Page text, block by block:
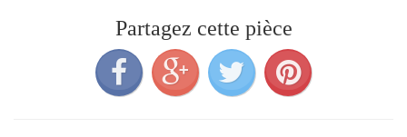
Partagez cette pièce